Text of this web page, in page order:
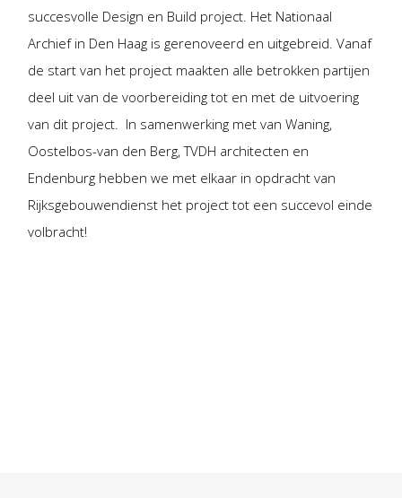
succesvolle Design en Build project. Het Nationaal
Archief in Den Haag is gerenoveerd en uitgebreid. Vanaf
de start van het project maakten alle betrokken partijen
deel uit van de voorbereiding tot en met de uitvoering
van dit project. In samenwerking met van Waning,
Oostelbos-van den Berg, TVDH architecten en
Endenburg hebben we met elkaar in opdracht van
Rijksgebouwendienst het project tot een succevol einde
volbracht!